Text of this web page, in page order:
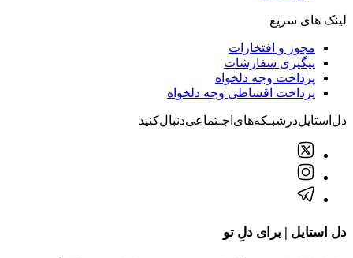
لینک های سریع
مجوز و افتخارات
پیگیری سفارشات
پرداخت وجه دلخواه
پرداخت اقساطی وجه دلخواه
دل‌استایل‌در‌‌شبـکه‌های‌اجـتماعی‌دنبال‌کنید
دل استایل | برای دلِ تو